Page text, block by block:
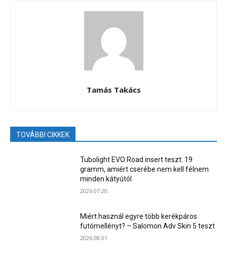
Tamás Takács
TOVÁBBI CIKKEK
Tubolight EVO Road insert teszt: 19
gramm, amiért cserébe nem kell félnem
minden kátyútól
2026.07.20.
Miért használ egyre több kerékpáros
futómellényt? – Salomon Adv Skin 5 teszt
2026.08.01.